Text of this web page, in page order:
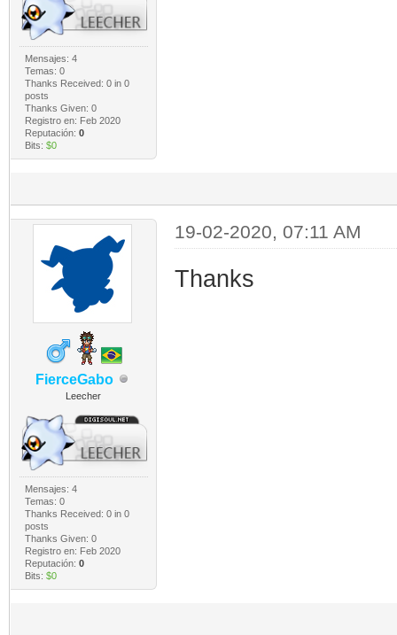
Mensajes: 4
Temas: 0
Thanks Received: 0in 0
posts
Thanks Given: 0
Registro en: Feb 2020
Reputación: 0
Bits: $0
FierceGabo
Leecher
Mensajes: 4
Temas: 0
Thanks Received: 0in 0
posts
Thanks Given: 0
Registro en: Feb 2020
Reputación: 0
Bits: $0
19-02-2020, 07:11 AM
Thanks